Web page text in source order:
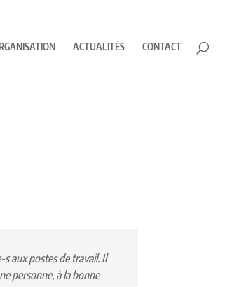
ACTUALITÉS CONTACT
aux postes de travail. Il
personne, à la bonne